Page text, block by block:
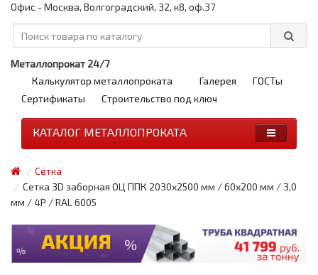
Офис - Москва, Волгоградский, 32, к8, оф.37
Металлопрокат 24/7
Калькулятор металлопроката
Галерея
ГОСТы
Сертификаты
Строительство под ключ
КАТАЛОГ МЕТАЛЛОПРОКАТА
Сетка
Сетка 3D заборная ОЦ ППК 2030х2500 мм / 60х200 мм / 3,0
мм / 4Р / RAL 6005